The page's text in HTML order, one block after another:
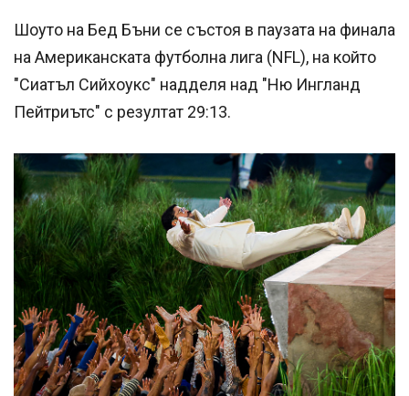
Шоуто на Бед Бъни се състоя в паузата на финала
на Американската футболна лига (NFL), на който
"Сиатъл Сийхоукс" надделя над "Ню Ингланд
Пейтриътс" с резултат 29:13.